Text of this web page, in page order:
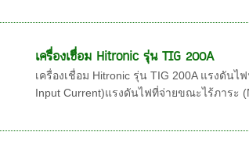
เครื่องเชื่อม Hitronic รุ่น TIG 200A
เครื่องเชื่อม Hitronic รุ่น TIG 200A แรงดัน
Input Current)แรงดันไฟที่จ่ายขณะไร้ภาระ